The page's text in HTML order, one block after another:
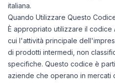
italiana.
Quando Utilizzare Questo
È appropriato utilizzare il codice
cui l'attività principale
di prodotti intermedi, non
specifiche. Questo codice è
aziende che operano in mercati